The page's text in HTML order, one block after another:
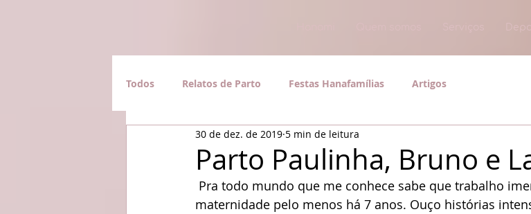
Todos Relatos de Parto Festas Hanafamílias Artigos
Parto Paulinha, Bruno e
30 de dez. de 2019 5 min de leitura
maternidade pelo menos há 7 anos. Ouço histórias